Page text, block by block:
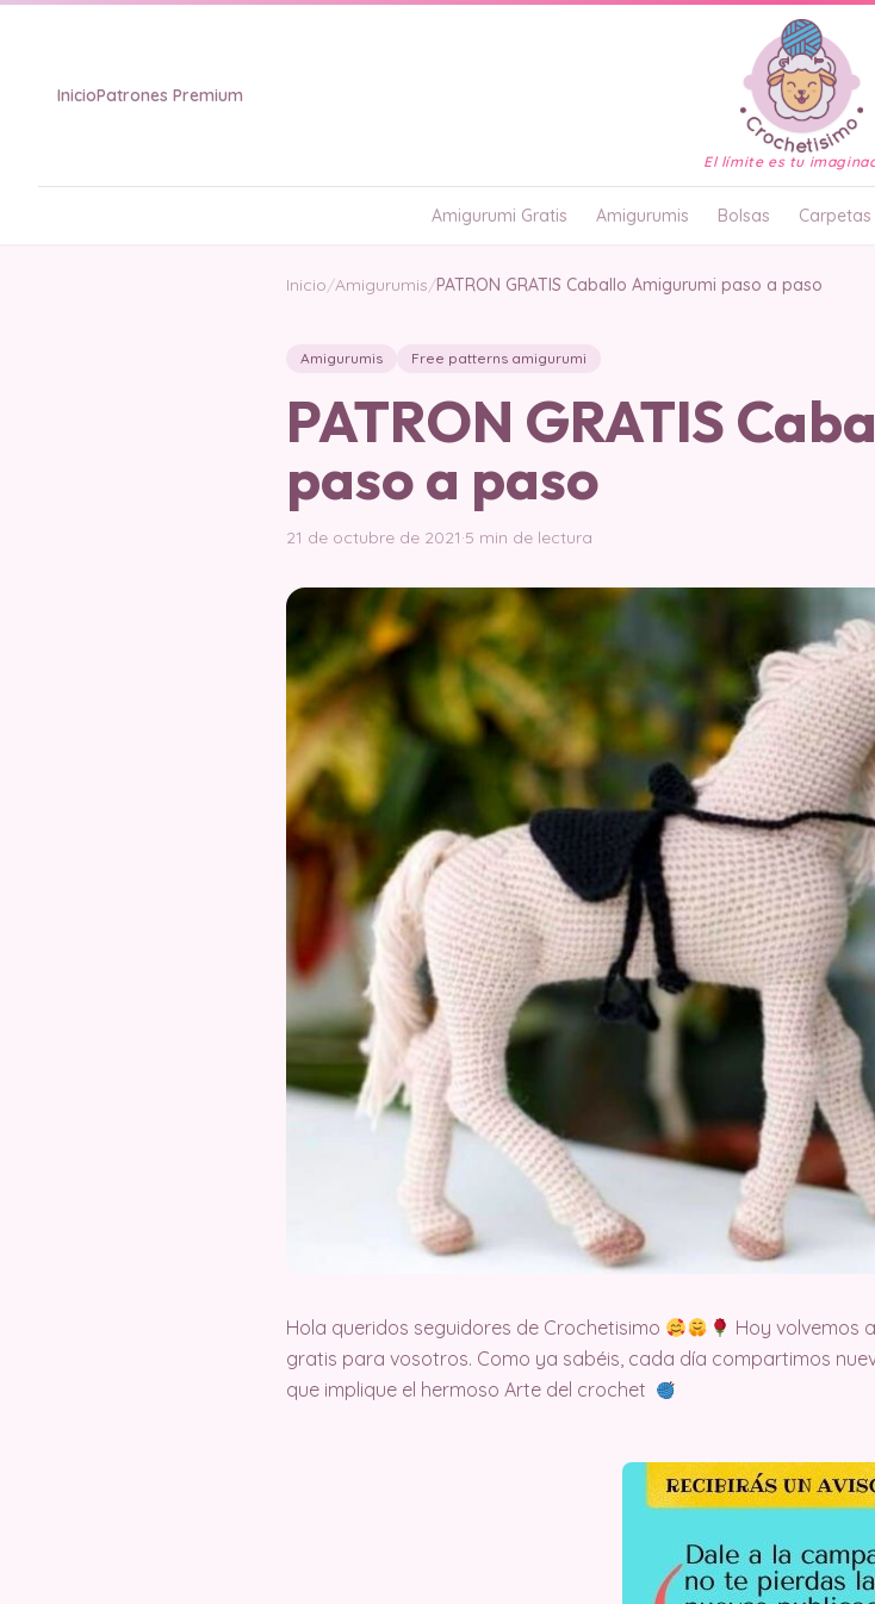
InicioPatrones Premium
El límite es tu
Amigurumi Gratis Amigurumis Bolsas Carpetas
Inicio/Amigurumis/PATRON GRATIS Caballo Amigurumi paso a paso
Amigurumis Free patterns amigurumi
PATRON GRATIS
paso a paso
21 de octubre de 2021·5 min de lectura
Hola queridos seguidores de Crochetisimo
Hoy volvemos
gratis para vosotros. Como ya sabéis, cada día compartimos
que implique el hermoso Arte del crochet